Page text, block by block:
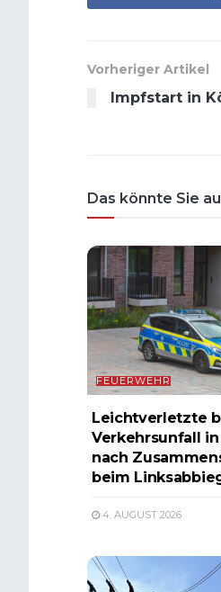
Vorheriger Artikel
Impfstart in
Das könnte Sie
FEUERWEHR
Leichtverletzte
Verkehrsunfall
nach
beim
4. AUGUST 2026